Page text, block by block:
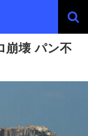
崩壊 パン不